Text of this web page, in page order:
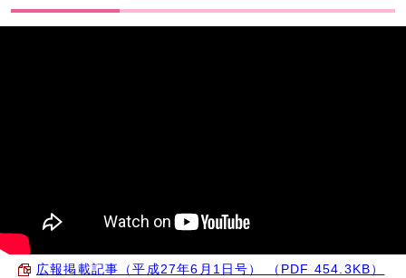
広報掲載記事（平成27年6月1日号） （PDF 454.3KB）